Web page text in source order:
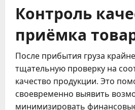
Контроль
приёмка
После прибытия груза
тщательную проверку на
качество продукции. Это
своевременно выявить
минимизировать